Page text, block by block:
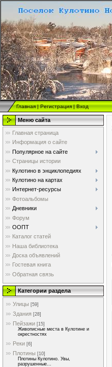
Главная|Регистрация|Вход
Меню сайта
Главная страница
Информация о сайте
Популярное на сайте
Страницы истории
Кулотино в энциклопедиях
Кулотино на картах
Интернет-ресурсы
Фотоальбомы
Дневники
Форум
ООПТ
Каталог статей
Наша библиотека
Доска объявлений
Гостевая книга
Обратная связь
Категории раздела
Улицы [59]
Здания [28]
Пейзажи [15]
Живописные места в Кулотине и
окрестностях
Реки [6]
Плотины [10]
Плотины Кулотино. Увы,
разрушенные...